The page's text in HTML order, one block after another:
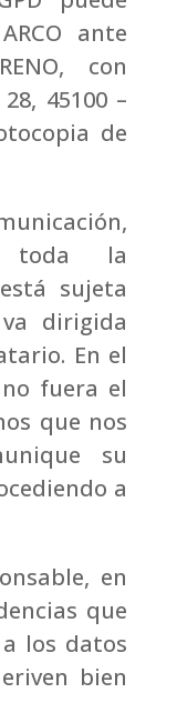
ante
con
45100 –
de
la
sujeta
dirigida
En el
fuera el
que nos
su
a
en
que
los datos
bien